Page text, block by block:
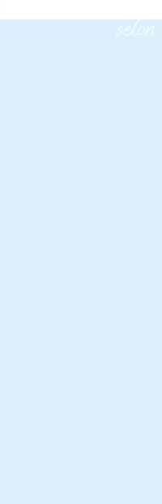
selon
ABONNEZ-VOUS À
RECEVEZ NOS
Voyages Flammang
Luxembourg et la
clientèle exceptionnel et